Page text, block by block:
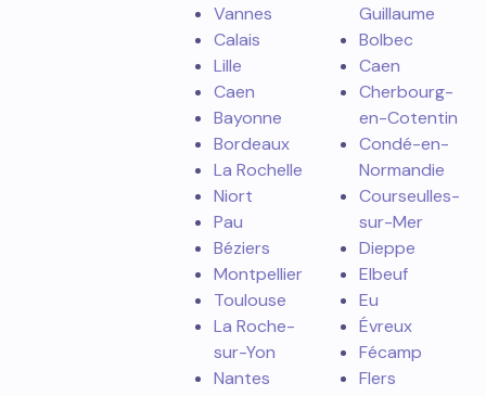
Vannes
Calais
Lille
Caen
Bayonne
Bordeaux
La Rochelle
Niort
Pau
Béziers
Montpellier
Toulouse
La Roche-
sur-Yon
Nantes
Guillaume
Bolbec
Caen
Cherbourg-
en-Cotentin
Condé-en-
Normandie
Courseulles-
sur-Mer
Dieppe
Elbeuf
Eu
Évreux
Fécamp
Flers